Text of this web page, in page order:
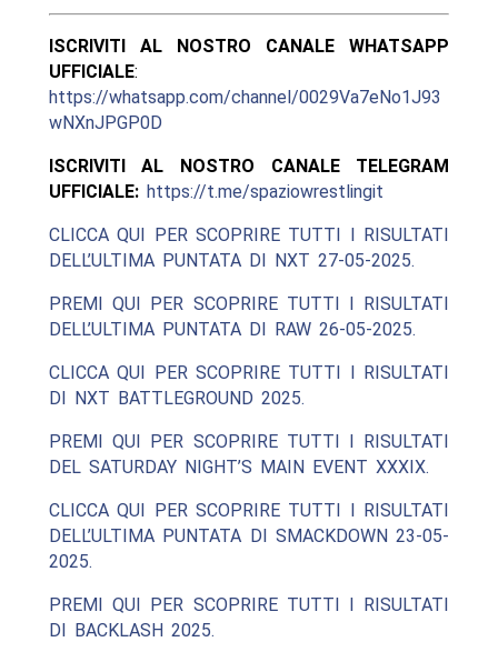
ISCRIVITI AL NOSTRO CANALE WHATSAPP
UFFICIALE:
https://whatsapp.com/channel/0029Va7eNo1J93
wNXnJPGP0D
ISCRIVITI AL NOSTRO CANALE TELEGRAM
UFFICIALE: https://t.me/spaziowrestlingit
CLICCA QUI PER SCOPRIRE TUTTI I RISULTATI
DELL’ULTIMA PUNTATA DI NXT 27-05-2025.
PREMI QUI PER SCOPRIRE TUTTI I RISULTATI
DELL’ULTIMA PUNTATA DI RAW 26-05-2025.
CLICCA QUI PER SCOPRIRE TUTTI I RISULTATI
DI NXT BATTLEGROUND 2025.
PREMI QUI PER SCOPRIRE TUTTI I RISULTATI
DEL SATURDAY NIGHT’S MAIN EVENT XXXIX.
CLICCA QUI PER SCOPRIRE TUTTI I RISULTATI
DELL’ULTIMA PUNTATA DI SMACKDOWN 23-05-
2025.
PREMI QUI PER SCOPRIRE TUTTI I RISULTATI
DI BACKLASH 2025.